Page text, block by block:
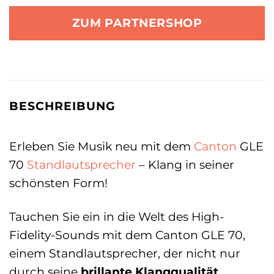
ZUM PARTNERSHOP
BESCHREIBUNG
Erleben Sie Musik neu mit dem Canton GLE
70 Standlautsprecher – Klang in seiner
schönsten Form!
Tauchen Sie ein in die Welt des High-
Fidelity-Sounds mit dem Canton GLE 70,
einem Standlautsprecher, der nicht nur